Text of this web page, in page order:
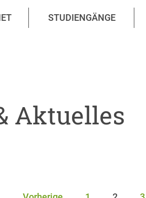
STUDIENGÄNGE
Aktuelles